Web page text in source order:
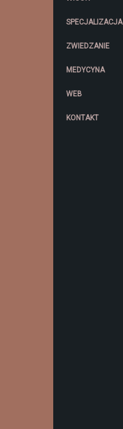
SPECJALIZACJA
ZWIEDZANIE
MEDYCYNA
WEB
KONTAKT